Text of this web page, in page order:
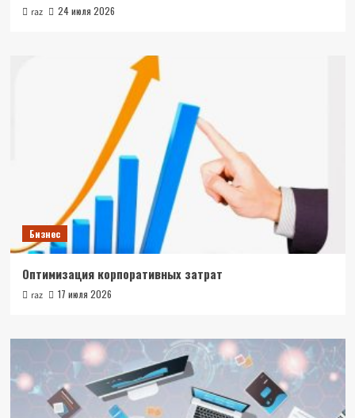
raz 24 июля 2026
Бизнес
Оптимизация корпоративных затрат
raz 17 июля 2026